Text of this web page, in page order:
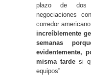
plazo de dos
negociaciones
corredor
increíblemente
semanas
evidentemente,
misma tardesi
equipos”